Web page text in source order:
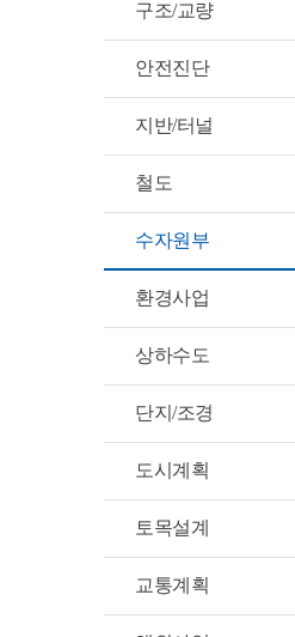
구조/교량
안전진단
지반/터널
철도
수자원부
환경사업
상하수도
단지/조경
도시계획
토목설계
교통계획